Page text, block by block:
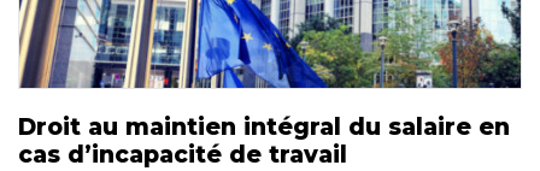
Droit au maintien intégral du salaire en
cas d’incapacité de travail